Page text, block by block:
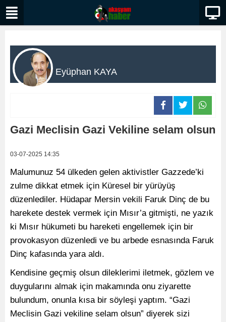
Eyüphan KAYA
Gazi Meclisin Gazi Vekiline selam olsun
03-07-2025 14:35
Malumunuz 54 ülkeden gelen aktivistler Gazzede’ki
zulme dikkat etmek için Küresel bir yürüyüş
düzenlediler. Hüdapar Mersin vekili Faruk Dinç de bu
harekete destek vermek için Mısır’a gitmişti, ne yazık
ki Mısır hükumeti bu hareketi engellemek için bir
provokasyon düzenledi ve bu arbede esnasında Faruk
Dinç kafasında yara aldı.
Kendisine geçmiş olsun dileklerimi iletmek, gözlem ve
duygularını almak için makamında onu ziyarette
bulundum, onunla kısa bir söyleşi yaptım. “Gazi
Meclisin Gazi vekiline selam olsun” diyerek sizi